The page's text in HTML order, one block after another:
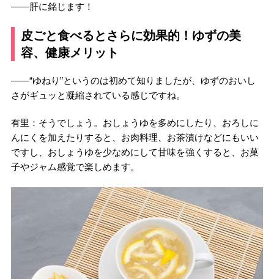
――肝に銘じます！
皮ごと食べるとさらに効果的！ゆずの美
容、健康メリット
――“ゆねり”というのは初めて知りましたが、ゆずのおいし
さがギュッと凝縮されている感じですね。
有里：そうでしょう。おしょうゆを多めにしたり、おろしに
んにくを加えたりすると、お肉料理、お茶漬けなどにもいい
ですし、おしょうゆを少なめにして甘味を強くすると、お菓
子やジャム感覚で楽しめます。